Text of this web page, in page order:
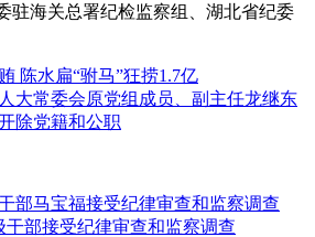
驻海关总署纪检监察组、湖北省纪委
陈水扁“驸马”狂捞1.7亿
大常委会原党组成员、副主任龙继东
除党籍和公职
部马宝福接受纪律审查和监察调查
干部接受纪律审查和监察调查